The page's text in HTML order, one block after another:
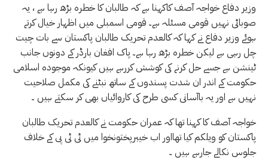
وزیر دفاع خواجہ آصف کاکہنا ہے کہ طالبان کا خطرہ بڑھ رہا ہے ، یہ
صوبائی نہیں قومی مسئلہ ہے۔ قومی اسمبلی میں اظہار خیال کرتے
ہوئے وزیر دفاع نے کہا کہ کالعدم تحریک طالبان پاکستان سے بات چیت
چل رہی ہے لیکن خطرہ بڑھ رہا ہے۔ پاک افغان بارڈر کے دونوں جانب
ٹینشن ہے جسے حل کرنے کی کوشش کررہے ہیں کیونکہ موجودہ اسلامی
حکومت کے اندر ان شدت پسندوں کے ساتھ نبٹنے کی مکمل صلاحیت
نہیں ہے اور یہ باآسانی کسی طرح کی کاروائیاں بھی کر سکتے ہیں ۔
خواجہ آصف کا کہنا تھا کہ عمران حکومت نے کالعدم تحریک طالبان
پاکستان کو ویلکم کیا تھااور اب خیبرپختونخوا میں ٹی ٹی پی کے خلاف
جلوس نکالے جارہے ہیں ۔